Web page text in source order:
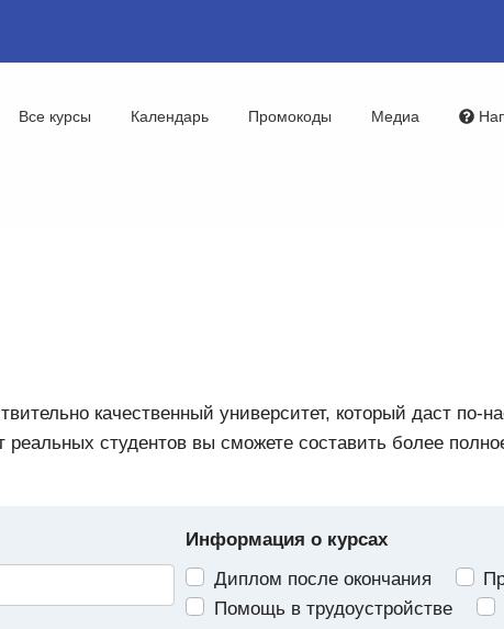
Все курсы Календарь Промокоды Медиа
качественный университет, который даст по-
студентов вы сможете составить более
Информация о курсах
Диплом после окончания
Помощь в трудоустройстве